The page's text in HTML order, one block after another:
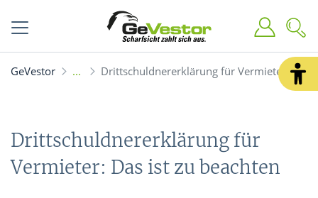
GeVestor Drittschuldnererklärung für Vermieter: Das
Drittschuldnererklärung für
Vermieter: Das ist zu beachten